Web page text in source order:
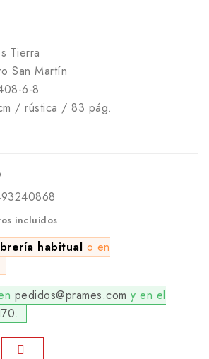
Tierra
San Martín
6-8
/ rústica / 83 pág.
incluidos
habitual o en
pedidos@prames.com y en el
.